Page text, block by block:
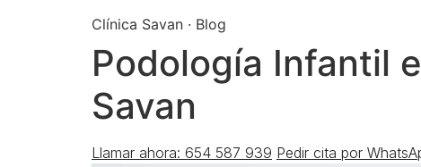
Clínica Savan · Blog
Podología Infantil
Savan
Llamar ahora: 654 587 939 Pedir cita por